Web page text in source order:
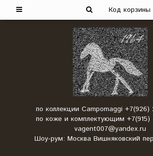
Код корзины
по коллекции Campomaggi +7(926)
по коже и комплектующим +7(915)
vagent007@yandex.ru
Шоу-рум: Москва Вишняковский